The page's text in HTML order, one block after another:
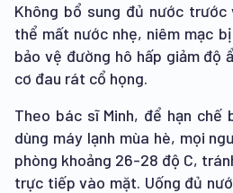
Không bổ sung đủ nước
thể mất nước nhẹ, niêm mạc
bảo vệ đường hô hấp giảm độ
cơ đau rát cổ họng.
Theo bác sĩ Minh, để hạn chế
dùng máy lạnh mùa hè, mọi
phòng khoảng 26-28 độ C,
trực tiếp vào mặt. Uống đủ